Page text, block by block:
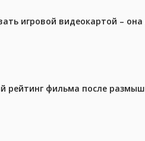
игровой видеокартой –
фильма после